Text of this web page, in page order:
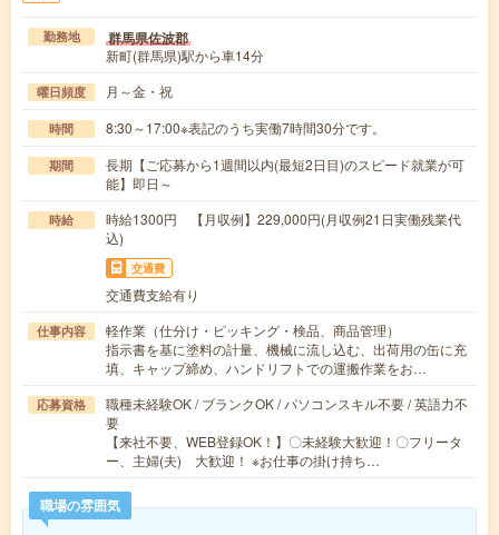
勤務地 群馬県佐波郡
新町(群馬県)駅から車14分
曜日頻度 月～金・祝
時間 8:30～17:00※表記のうち実働7時間30分です。
期間
長期【ご応募から1週間以内(最短2日目)のスピード就業が可
能】即日～
時給
時給1300円 【月収例】229,000円(月収例21日実働残業代
込)
交通費
交通費支給有り
仕事内容
軽作業（仕分け・ピッキング・検品、商品管理）
指示書を基に塗料の計量、機械に流し込む、出荷用の缶に充
填、キャップ締め、ハンドリフトでの運搬作業をお…
応募資格
職種未経験OK / ブランクOK / パソコンスキル不要 / 英語力不
要
【来社不要、WEB登録OK！】〇未経験大歓迎！〇フリータ
ー、主婦(夫) 大歓迎！ ※お仕事の掛け持ち…
職場の雰囲気